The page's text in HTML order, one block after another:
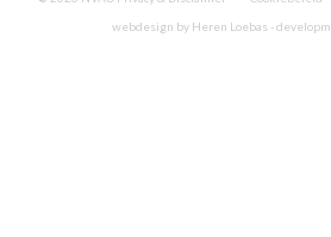
webdesign by Heren Loebas -